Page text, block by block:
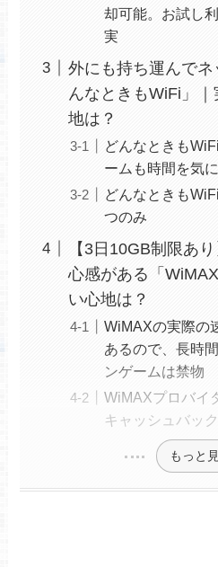
却可能。お試し
実
外にも持ち運んで
んなときもWiFi」
地は？
どんなときも
ームも時間を気
どんなときも
つのみ
【3日10GB制限あ
心感がある「
い心地は？
WiMAXの実際の
あるので、長時
ンゲームは禁物
WiMAXプロバイ
キャッシュバック
もっと